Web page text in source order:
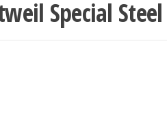
Special Steel